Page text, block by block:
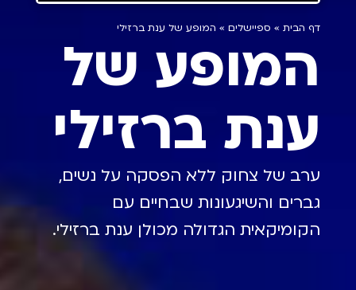
דף הבית » ספיישלים » המופע של ענת ברזילי
המופע של
ענת ברזילי
ערב של צחוק ללא הפסקה על נשים,
גברים והשיגעונות שבחיים עם
הקומיקאית הגדולה מכולן ענת ברזילי.